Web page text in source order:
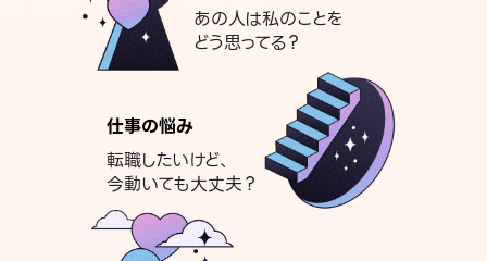
あの人は私のことを
どう思ってる？
仕事の悩み
転職したいけど、
今動いても大丈夫？